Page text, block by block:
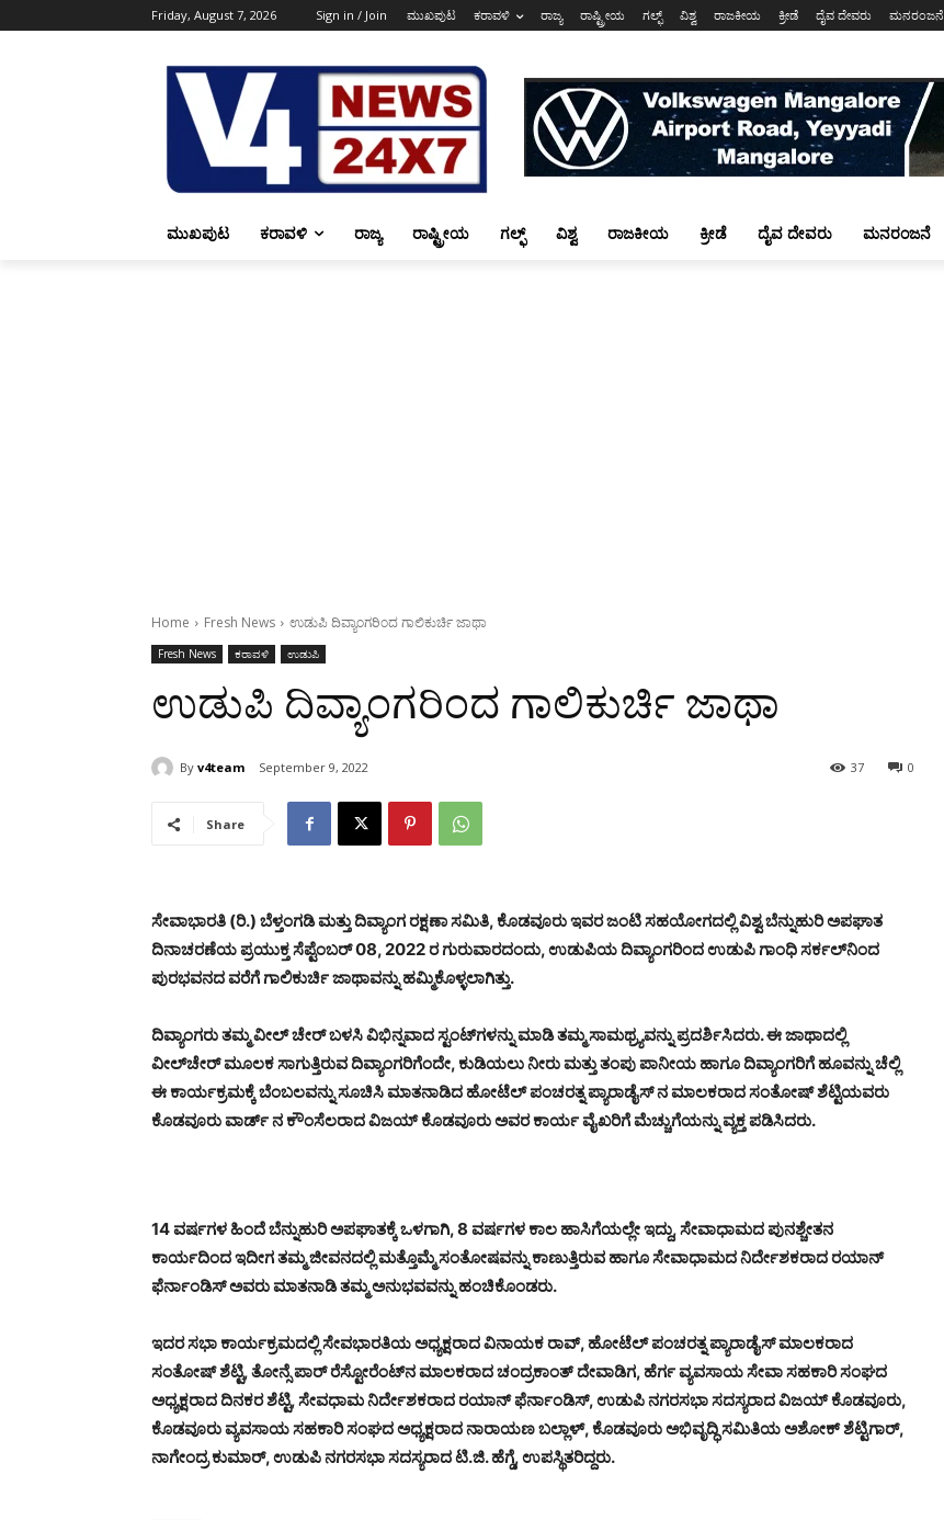
Friday, August 7, 2026 Sign in / Join ಮುಖಪುಟ ಕರಾವಳಿ ರಾಜ್ಯ ರಾಷ್ಟ್ರೀಯ ಗಲ್ಫ್ ವಿಶ್ವ ರಾಜಕೀಯ ಕ್ರೀಡೆ ದೈವ ದೇವರು ಮನರಂಜನೆ
ಮುಖಪುಟ ಕರಾವಳಿ ರಾಜ್ಯ ರಾಷ್ಟ್ರೀಯ ಗಲ್ಫ್ ವಿಶ್ವ ರಾಜಕೀಯ ಕ್ರೀಡೆ ದೈವ ದೇವರು ಮನರಂಜನೆ
Home Fresh News ಉಡುಪಿ ದಿವ್ಯಾಂಗರಿಂದ ಗಾಲಿಕುರ್ಚಿ ಜಾಥಾ
Fresh News ಕರಾವಳಿ ಉಡುಪಿ
ಉಡುಪಿ ದಿವ್ಯಾಂಗರಿಂದ ಗಾಲಿಕುರ್ಚಿ ಜಾಥಾ
By v4team September 9, 2022 0
37
Share
ಸೇವಾಭಾರತಿ (ರಿ.) ಬೆಳ್ತಂಗಡಿ ಮತ್ತು ದಿವ್ಯಾಂಗ ರಕ್ಷಣಾ ಸಮಿತಿ, ಕೊಡವೂರು ಇವರ ಜಂಟಿ ಸಹಯೋಗದಲ್ಲಿ ವಿಶ್ವ ಬೆನ್ನುಹುರಿ ಅಪಘಾತ
ದಿನಾಚರಣೆಯ ಪ್ರಯುಕ್ತ ಸೆಪ್ಟೆಂಬರ್ 08, 2022 ರ ಗುರುವಾರದಂದು,ಉಡುಪಿಯ ದಿವ್ಯಾಂಗರಿಂದ ಉಡುಪಿ ಗಾಂಧಿ ಸರ್ಕಲ್‍ನಿಂದ
ಪುರಭವನದ ವರೆಗೆ ಗಾಲಿಕುರ್ಚಿ ಜಾಥಾವನ್ನು ಹಮ್ಮಿಕೊಳ್ಳಲಾಗಿತ್ತು.
ದಿವ್ಯಾಂಗರು ತಮ್ಮ ವೀಲ್ ಚೇರ್ ಬಳಸಿ ವಿಭಿನ್ನವಾದ ಸ್ಟಂಟ್‍ಗಳನ್ನು ಮಾಡಿ ತಮ್ಮ ಸಾಮಥ್ರ್ಯವನ್ನು ಪ್ರದರ್ಶಿಸಿದರು. ಈ ಜಾಥಾದಲ್ಲಿ
ವೀಲ್‍ಚೇರ್ ಮೂಲಕ ಸಾಗುತ್ತಿರುವ ದಿವ್ಯಾಂಗರಿಗೆಂದೇ, ಕುಡಿಯಲು ನೀರು ಮತ್ತು ತಂಪು ಪಾನೀಯ ಹಾಗೂ ದಿವ್ಯಾಂಗರಿಗೆ ಹೂವನ್ನು ಚೆಲ್ಲಿ
ಈ ಕಾರ್ಯಕ್ರಮಕ್ಕೆ ಬೆಂಬಲವನ್ನು ಸೂಚಿಸಿ ಮಾತನಾಡಿದ ಹೋಟೆಲ್ ಪಂಚರತ್ನ ಪ್ಯಾರಾಡೈಸ್ ನ ಮಾಲಕರಾದ ಸಂತೋಷ್ ಶೆಟ್ಟಿಯವರು
ಕೊಡವೂರು ವಾರ್ಡ್ ನ ಕೌಂಸೆಲರಾದ ವಿಜಯ್ ಕೊಡವೂರು ಅವರ ಕಾರ್ಯ ವೈಖರಿಗೆ ಮೆಚ್ಚುಗೆಯನ್ನು ವ್ಯಕ್ತ ಪಡಿಸಿದರು.
14 ವರ್ಷಗಳ ಹಿಂದೆ ಬೆನ್ನುಹುರಿ ಅಪಘಾತಕ್ಕೆ ಒಳಗಾಗಿ, 8 ವರ್ಷಗಳ ಕಾಲ ಹಾಸಿಗೆಯಲ್ಲೇ ಇದ್ದು, ಸೇವಾಧಾಮದ ಪುನಶ್ಚೇತನ
ಕಾರ್ಯದಿಂದ ಇದೀಗ ತಮ್ಮ ಜೀವನದಲ್ಲಿ ಮತ್ತೊಮ್ಮೆ ಸಂತೋಷವನ್ನು ಕಾಣುತ್ತಿರುವ ಹಾಗೂ ಸೇವಾಧಾಮದ ನಿರ್ದೇಶಕರಾದ ರಯಾನ್
ಫೆರ್ನಾಂಡಿಸ್ ಅವರು ಮಾತನಾಡಿ ತಮ್ಮ ಅನುಭವವನ್ನು ಹಂಚಿಕೊಂಡರು.
ಇದರ ಸಭಾ ಕಾರ್ಯಕ್ರಮದಲ್ಲಿ ಸೇವಭಾರತಿಯ ಅಧ್ಯಕ್ಷರಾದ ವಿನಾಯಕ ರಾವ್, ಹೋಟೆಲ್ ಪಂಚರತ್ನ ಪ್ಯಾರಾಡೈಸ್ ಮಾಲಕರಾದ
ಸಂತೋಷ್ ಶೆಟ್ಟಿ, ತೋನ್ಸೆ ಪಾರ್ ರೆಸ್ಟೋರೆಂಟ್‍ನ ಮಾಲಕರಾದ ಚಂದ್ರಕಾಂತ್ ದೇವಾಡಿಗ, ಹೆರ್ಗ ವ್ಯವಸಾಯ ಸೇವಾ ಸಹಕಾರಿ ಸಂಘದ
ಅಧ್ಯಕ್ಷರಾದ ದಿನಕರ ಶೆಟ್ಟಿ, ಸೇವಧಾಮ ನಿರ್ದೇಶಕರಾದ ರಯಾನ್ ಫೆರ್ನಾಂಡಿಸ್, ಉಡುಪಿ ನಗರಸಭಾ ಸದಸ್ಯರಾದ ವಿಜಯ್ ಕೊಡವೂರು,
ಕೊಡವೂರು ವ್ಯವಸಾಯ ಸಹಕಾರಿ ಸಂಘದ ಅಧ್ಯಕ್ಷರಾದ ನಾರಾಯಣ ಬಲ್ಲಾಳ್, ಕೊಡವೂರು ಅಭಿವೃದ್ಧಿ ಸಮಿತಿಯ ಅಶೋಕ್ ಶೆಟ್ಟಿಗಾರ್,
ನಾಗೇಂದ್ರ ಕುಮಾರ್, ಉಡುಪಿ ನಗರಸಭಾ ಸದಸ್ಯರಾದ ಟಿ.ಜಿ. ಹೆಗ್ಡೆ, ಉಪಸ್ಥಿತರಿದ್ದರು.